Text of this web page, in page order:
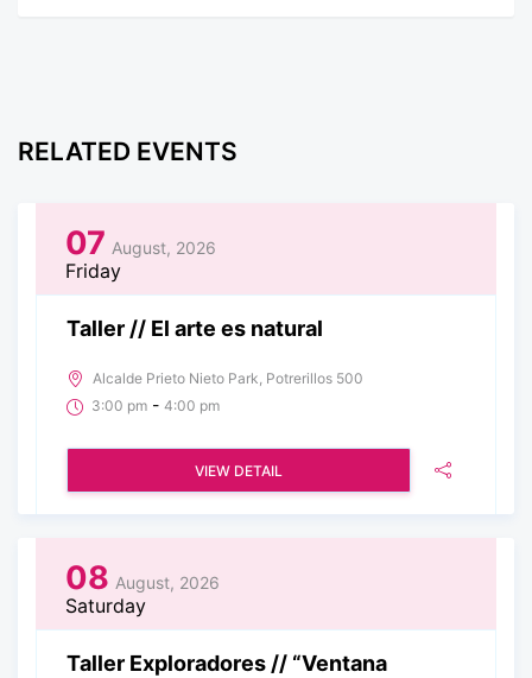
RELATED EVENTS
07 August, 2026
Friday
Taller // El arte es natural
Alcalde Prieto Nieto Park, Potrerillos 500
3:00 pm - 4:00 pm
VIEW DETAIL
08 August, 2026
Saturday
Taller Exploradores // “Ventana